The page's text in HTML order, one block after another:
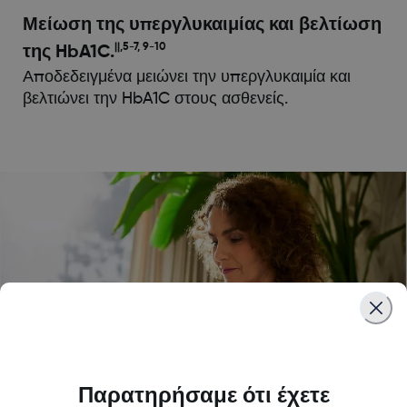
Μείωση της υπεργλυκαιμίας και βελτίωση
της HbA1C. ||,5-7, 9-10
Αποδεδειγμένα μειώνει την υπεργλυκαιμία και
βελτιώνει την HbA1C στους ασθενείς.
Παρατηρήσαμε ότι έχετε